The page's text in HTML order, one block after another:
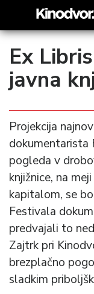
Ex
javna
Projekcija
dokumentarista
pogleda v
knjižnice, na
kapitalom, se
Festivala
predvajali to
Zajtrk pri
brezplačno
sladkim